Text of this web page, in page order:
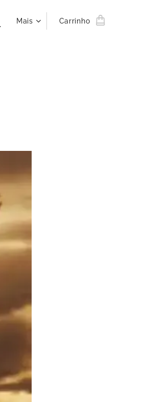
Mais Carrinho